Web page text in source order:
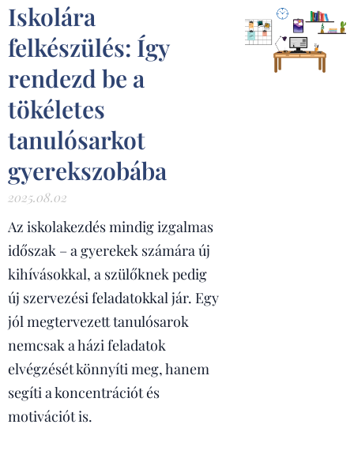
Iskolára
felkészülés: Így
rendezd be a
tökéletes
tanulósarkot
gyerekszobába
2025.08.02
Az iskolakezdés mindig izgalmas
időszak – a gyerekek számára új
kihívásokkal, a szülőknek pedig
új szervezési feladatokkal jár. Egy
jól megtervezett tanulósarok
nemcsak a házi feladatok
elvégzését könnyíti meg, hanem
segíti a koncentrációt és
motivációt is.